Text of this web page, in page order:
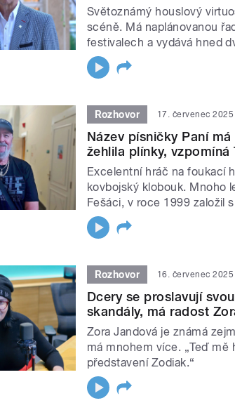
Světoznámý houslový
scéně. Má naplánovanou
festivalech a vydává hned
Rozhovor 17. červenec 2025
Název písničky Paní
žehlila plínky, vzpomíná
Excelentní hráč na foukací
kovbojský klobouk. Mnoho
Fešáci, v roce 1999 založil
Rozhovor 16. červenec 2025
Dcery se proslavují
skandály, má radost
Zora Jandová je známá
má mnohem více. „Teď mě
představení Zodiak.“